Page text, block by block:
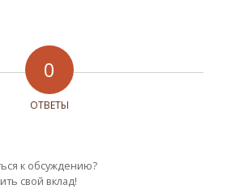
0
ОТВЕТЫ
к обсуждению?
свой вклад!